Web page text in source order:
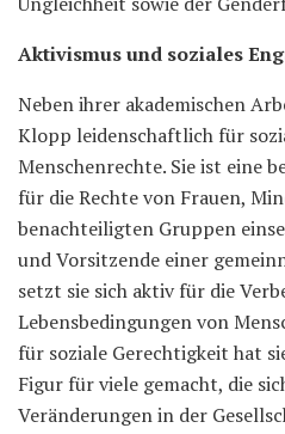
Aktivismus und soziales
Neben ihrer akademischen
Klopp leidenschaftlich für
Menschenrechte. Sie ist eine
für die Rechte von Frauen,
benachteiligten Gruppen
und Vorsitzende einer
setzt sie sich aktiv für die
Lebensbedingungen von
für soziale Gerechtigkeit hat
Figur für viele gemacht, die
Veränderungen in der